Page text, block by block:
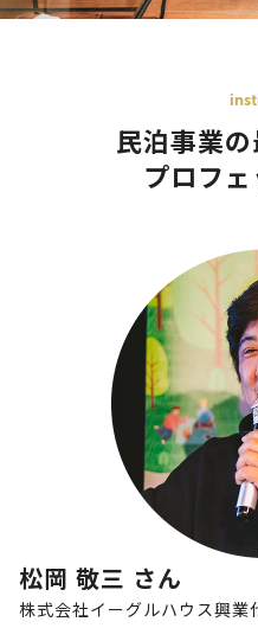
民泊事業
プロフ
松岡 敬三 さん
株式会社イーグルハウス興業